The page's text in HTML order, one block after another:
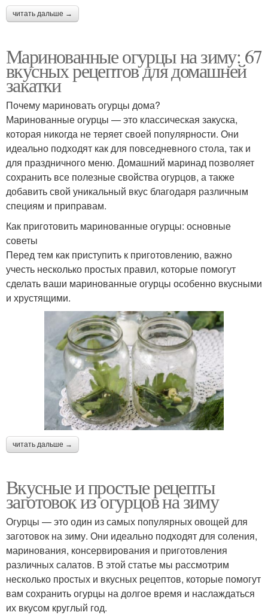
читать дальше →
Маринованные огурцы на зиму: 67
вкусных рецептов для домашней
закатки
Почему мариновать огурцы дома?
Маринованные огурцы — это классическая закуска,
которая никогда не теряет своей популярности. Они
идеально подходят как для повседневного стола, так и
для праздничного меню. Домашний маринад позволяет
сохранить все полезные свойства огурцов, а также
добавить свой уникальный вкус благодаря различным
специям и приправам.
Как приготовить маринованные огурцы: основные
советы
Перед тем как приступить к приготовлению, важно
учесть несколько простых правил, которые помогут
сделать ваши маринованные огурцы особенно вкусными
и хрустящими.
читать дальше →
Вкусные и простые рецепты
заготовок из огурцов на зиму
Огурцы — это один из самых популярных овощей для
заготовок на зиму. Они идеально подходят для соления,
маринования, консервирования и приготовления
различных салатов. В этой статье мы рассмотрим
несколько простых и вкусных рецептов, которые помогут
вам сохранить огурцы на долгое время и наслаждаться
их вкусом круглый год.